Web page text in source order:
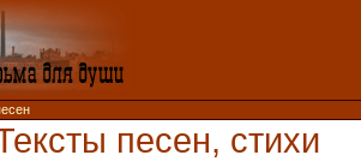
песен, стихи